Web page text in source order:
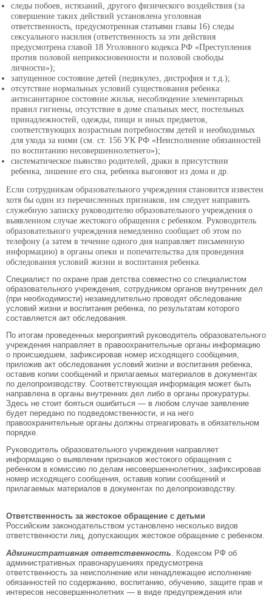
следы побоев, истязаний, другого физического воздействия (за
совершение таких действий установлена уголовная
ответственность, предусмотренная статьями главы 16) следы
сексуального насилия (ответственность за эти действия
предусмотрена главой 18 Уголовного кодекса РФ «Преступления
против половой неприкосновенности и половой свободы
личности»);
запущенное состояние детей (педикулез, дистрофия и т.д.);
отсутствие нормальных условий существования ребенка:
антисанитарное состояние жилья, несоблюдение элементарных
правил гигиены, отсутствие в доме спальных мест, постельных
принадлежностей, одежды, пищи и иных предметов,
соответствующих возрастным потребностям детей и необходимых
для ухода за ними (см. ст. 156 УК РФ «Неисполнение обязанностей
по воспитанию несовершеннолетнего»);
систематическое пьянство родителей, драки в присутствии
ребенка, лишение его сна, ребенка выгоняют из дома и др.
Если сотрудникам образовательного учреждения становится известен
хотя бы один из перечисленных признаков, им следует направить
служебную записку руководителю образовательного учреждения о
выявленном случае жестокого обращения с ребенком. Руководитель
образовательного учреждения немедленно сообщает об этом по
телефону (а затем в течение одного дня направляет письменную
информацию) в органы опеки и попечительства для проведения
обследования условий жизни и воспитания ребенка.
Специалист по охране прав детства совместно со специалистом
образовательного учреждения, сотрудником органов внутренних дел
(при необходимости) незамедлительно проводят обследование
условий жизни и воспитания ребенка, по результатам которого
составляется акт обследования.
По итогам проведенных мероприятий руководитель образовательного
учреждения направляет в правоохранительные органы информацию
о происшедшем, зафиксировав номер исходящего сообщения,
приложив акт обследования условий жизни и воспитания ребенка,
оставив копии сообщений и прилагаемых материалов в документах
по делопроизводству. Соответствующая информация может быть
направлена в органы внутренних дел либо в органы прокуратуры.
Здесь не стоит бояться ошибиться — в любом случае заявление
будет передано по подведомственности, и на него
правоохранительные органы должны отреагировать в обязательном
порядке.
Руководитель образовательного учреждения направляет
информацию о выявлении признаков жестокого обращения с
ребенком в комиссию по делам несовершеннолетних, зафиксировав
номер исходящего сообщения, оставив копии сообщений и
прилагаемых материалов в документах по делопроизводству.
Ответственность за жестокое обращение с детьми
Российским законодательством установлено несколько видов
ответственности лиц, допускающих жестокое обращение с ребенком.
Административная ответственность . Кодексом РФ об
административных правонарушениях предусмотрена
ответственность за неисполнение или ненадлежащее исполнение
обязанностей по содержанию, воспитанию, обучению, защите прав и
интересов несовершеннолетних — в виде предупреждения или